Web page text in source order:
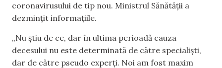
coronavirusului de tip nou. Ministrul Sănătății a
dezmințit informațiile.
„Nu știu de ce, dar în ultima perioadă cauza
decesului nu este determinată de către specialiști,
dar de către pseudo experți. Noi am fost maxim